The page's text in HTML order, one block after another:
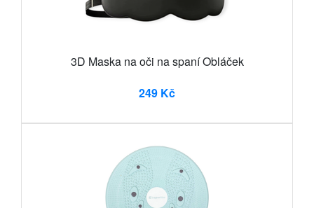
3D Maska na oči na spaní Obláček
249 Kč